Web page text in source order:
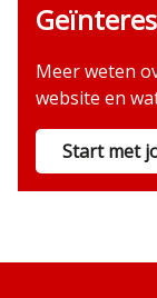
Meer weten
website en
Start met